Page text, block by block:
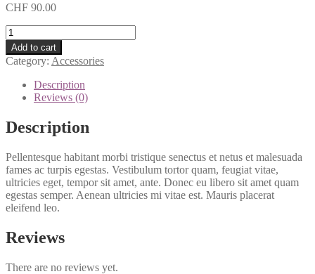
CHF 90.00
Sunglasses
quantity
Add to cart
Category: Accessories
Description
Reviews (0)
Description
Pellentesque habitant morbi tristique senectus et netus et malesuada
fames ac turpis egestas. Vestibulum tortor quam, feugiat vitae,
ultricies eget, tempor sit amet, ante. Donec eu libero sit amet quam
egestas semper. Aenean ultricies mi vitae est. Mauris placerat
eleifend leo.
Reviews
There are no reviews yet.